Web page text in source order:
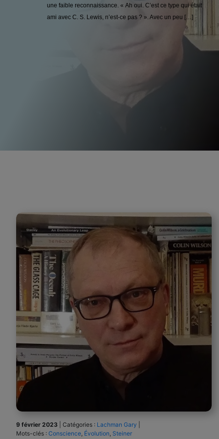
une faible reconnaissance. « Ah oui. C’est ce type qui était
ami avec C. S. Lewis, n’est-ce pas ? ». Avec un peu […]
9 février 2023 Catégories : Lachman Gary
Mots-clés : Conscience Évolution Steiner